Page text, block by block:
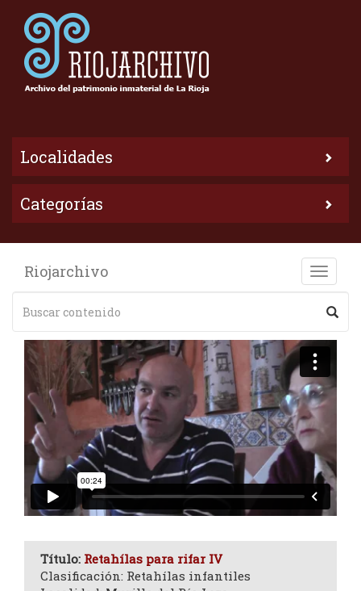
Localidades
Categorías
Toggle
Riojarchivo
Título: Retahílas para rifar IV
Clasificación: Retahílas infantiles